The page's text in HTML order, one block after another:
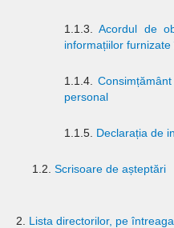
1.1.3.Acordul de
informațiilor
1.1.4.
personal
1.1.5. Declarația de
1.2. Scrisoare de așteptări
2. Lista directorilor, pe